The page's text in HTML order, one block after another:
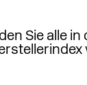
Sie alle